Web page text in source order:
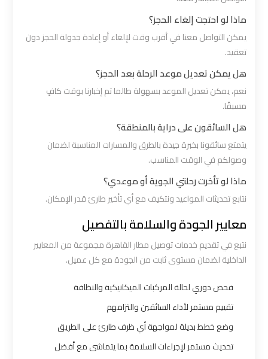
ماذا لو احتجت إلغاء الحجز؟
يمكن التواصل معنا في أقرب وقت لإلغاء أو إعادة جدولة الحجز دون
تعقيد.
هل يمكن تعديل موعد الرحلة بعد الحجز؟
نعم، يمكن تعديل الموعد بسهولة طالما تم إخبارنا بوقت كافٍ
مسبقًا.
هل السائقون على دراية بالمنطقة؟
يتمتع سائقونا بخبرة جيدة بالطرق والمسارات المناسبة لضمان
وصولكم في الوقت المناسب.
ماذا لو تأخرت رحلتي الجوية أو موعدي؟
نتابع تحديثات المواعيد ونتكيف مع أي تأخير طارئ قدر الإمكان.
معايير الجودة والسلامة بالتفصيل
نتبع في تقديم خدمات توصيل مطار القاهرة مجموعة من المعايير
الداخلية لضمان مستوى ثابت من الجودة مع كل عميل.
فحص دوري لحالة المركبات الميكانيكية والنظافة
تقييم مستمر لأداء السائقين والتزامهم
وضع خطط بديلة لمواجهة أي ظرف طارئ على الطريق
تحديث مستمر لإجراءات السلامة بما يتماشى مع أفضل
ليموزين
الأحمر
القاهرة
ليموزين
السخنة
ليموزين
القاهرة
اسكندرية
ليموزين
المطار